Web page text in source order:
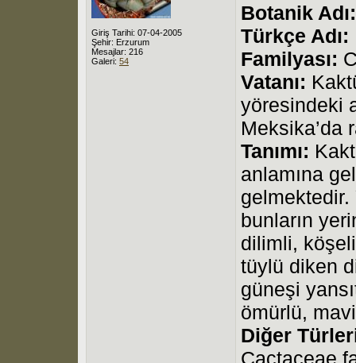
Giriş Tarihi: 07-04-2005
Şehir: Erzurum
Mesajlar: 216
Galeri: 54
Botanik Adı:
Türkçe Adı:
Familyası:
Vatanı:
yöresindeki
Meksika’da
Tanımı:
anlamına
gelmektedir.
bunların
dilimli,
tüylü diken
güneşi
ömürlü,
Diğer
Cactaceae